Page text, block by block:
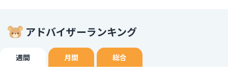
アドバイザーランキング
週間 月間 総合